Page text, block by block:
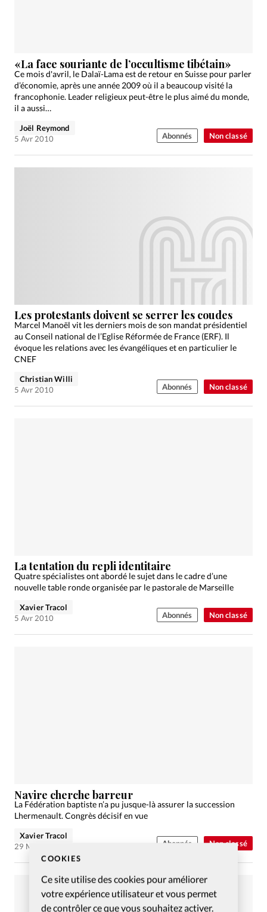
COOKIES
Ce site utilise des cookies pour améliorer
votre expérience utilisateur et vous permet
de contrôler ce que vous souhaitez activer.
Non classé
«La face souriante de l’occultisme tibétain»
Ce mois d'avril, le Dalaï-Lama est de retour en Suisse pour parler
d’économie, après une année 2009 où il a beaucoup visité la
francophonie. Leader religieux peut-être le plus aimé du monde,
il a aussi…
Joël Reymond
5 Avr 2010
Abonnés
Non classé
Les protestants doivent se serrer les coudes
Marcel Manoël vit les derniers mois de son mandat présidentiel
au Conseil national de l’Eglise Réformée de France (ERF). Il
évoque les relations avec les évangéliques et en particulier le
CNEF
Christian Willi
5 Avr 2010
Abonnés
Non classé
La tentation du repli identitaire
Quatre spécialistes ont abordé le sujet dans le cadre d’une
nouvelle table ronde organisée par le pastorale de Marseille
Xavier Tracol
5 Avr 2010
Abonnés
Non classé
Navire cherche barreur
La Fédération baptiste n’a pu jusque-là assurer la succession
Lhermenault. Congrès décisif en vue
Xavier Tracol
29 Mar 2010
Abonnés